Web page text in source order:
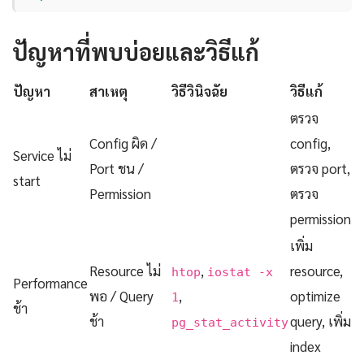
ปัญหาที่พบบ่อยและวิธีแก้
ปัญหา สาเหตุ วิธีวินิจฉัย วิธีแก้
Service ไม่
start
Config ผิด /
Port ชน /
Permission
ตรวจ
config,
ตรวจ port,
ตรวจ
permission
Performance
ช้า
Resource ไม่
พอ / Query
ช้า
htop, iostat -x
1 ,
pg_stat_activity
เพิ่ม
resource,
optimize
query, เพิ่ม
index